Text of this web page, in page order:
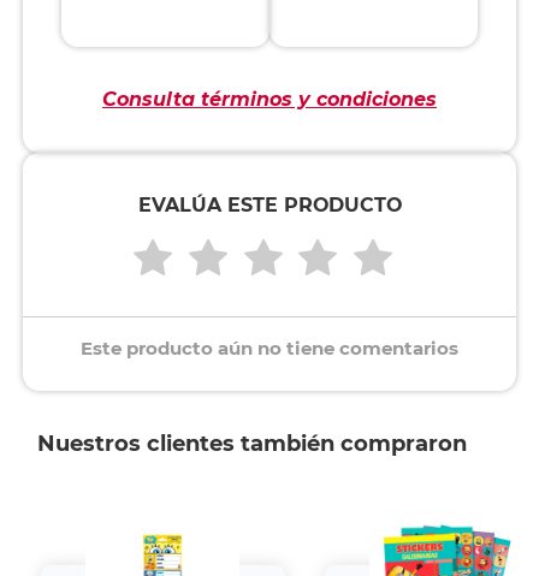
Consulta términos y condiciones
EVALÚA ESTE PRODUCTO
Este producto aún no tiene comentarios
Nuestros clientes también compraron